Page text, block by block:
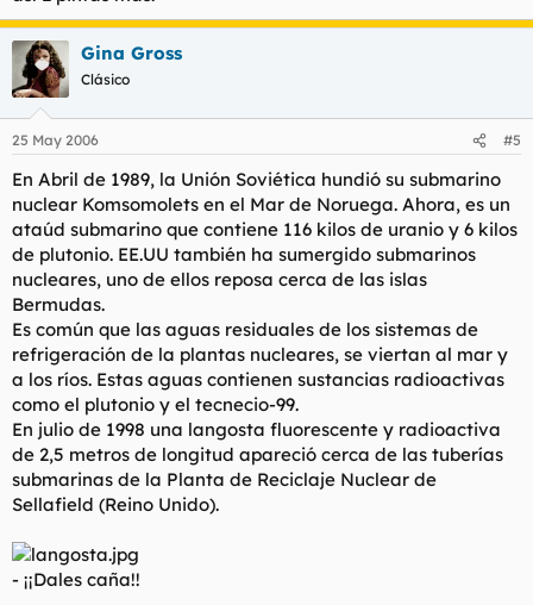
Gina Gross
Clásico
25 May 2006 #5
En Abril de 1989, la Unión Soviética hundió su submarino
nuclear Komsomolets en el Mar de Noruega. Ahora, es un
ataúd submarino que contiene 116 kilos de uranio y 6 kilos
de plutonio. EE.UU también ha sumergido submarinos
nucleares, uno de ellos reposa cerca de las islas
Bermudas.
Es común que las aguas residuales de los sistemas de
refrigeración de la plantas nucleares, se viertan al mar y
a los ríos. Estas aguas contienen sustancias radioactivas
como el plutonio y el tecnecio-99.
En julio de 1998 una langosta fluorescente y radioactiva
de 2,5 metros de longitud apareció cerca de las tuberías
submarinas de la Planta de Reciclaje Nuclear de
Sellafield (Reino Unido).
- ¡¡Dales caña!!